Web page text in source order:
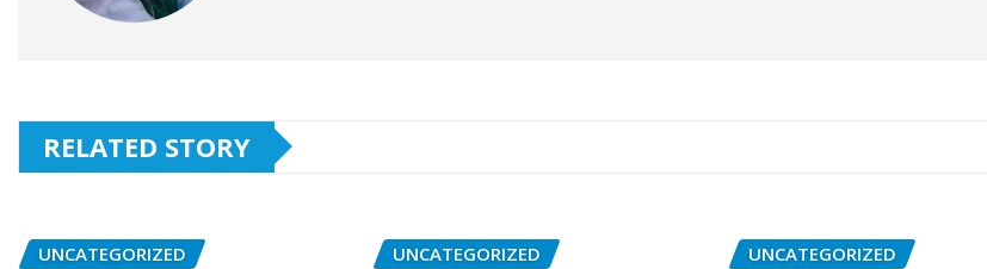
RELATED STORY
UNCATEGORIZED UNCATEGORIZED UNCATEGORIZED